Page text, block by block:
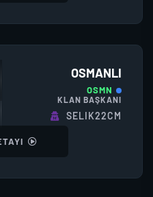
OSMANLI
OSMN
KLAN BAŞKANI
SELIK22CM